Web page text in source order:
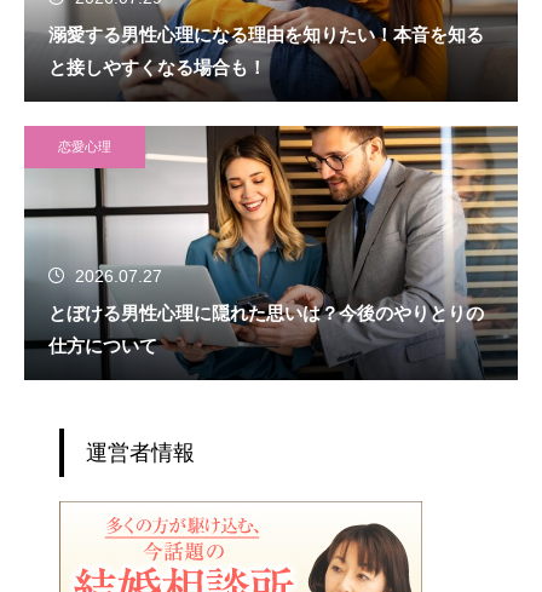
溺愛する男性心理になる理由を知りたい！本音を知る
と接しやすくなる場合も！
恋愛心理
2026.07.27
とぼける男性心理に隠れた思いは？今後のやりとりの
仕方について
運営者情報